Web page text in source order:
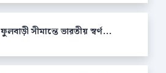
ফুলবাড়ী সীমান্তে ভারতীয় স্বর্ণ...